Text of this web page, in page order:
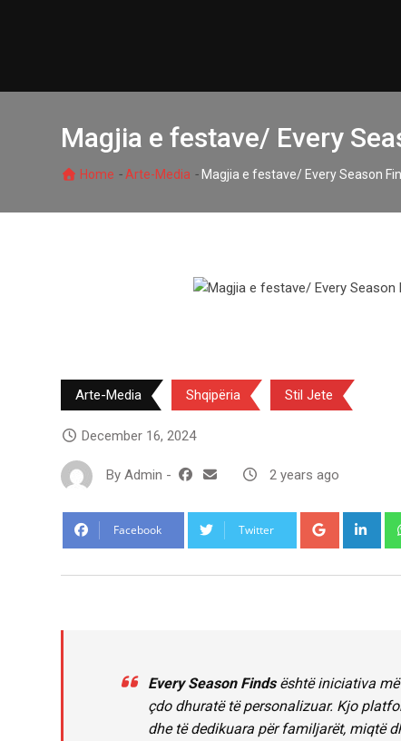
Magjia e festave/ Every
Home - Arte-Media - Magjia e festave/ Every Season
Arte-Media Shqipëria Stil Jete
December 16, 2024
By Admin - 2 years ago
Facebook Twitter Google+
Every Season Findsështë iniciativa
çdo dhuratë të personalizuar. Kjo
dhe të dedikuara për familjarët, miqtë